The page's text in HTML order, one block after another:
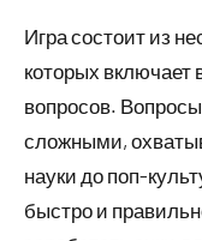
Игра состоит из
которых включает
вопросов.
сложными,
науки до поп-
быстро и